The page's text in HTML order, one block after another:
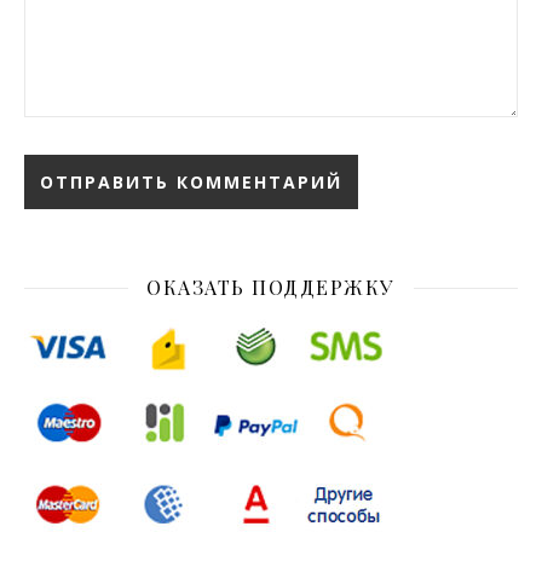
ОКАЗАТЬ ПОДДЕРЖКУ